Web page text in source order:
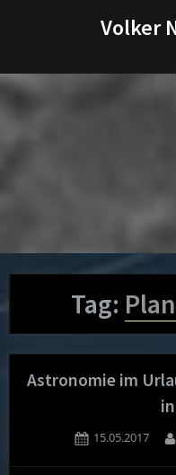
Volker
Tag:
Astronomie im
Posted
15.05.2017